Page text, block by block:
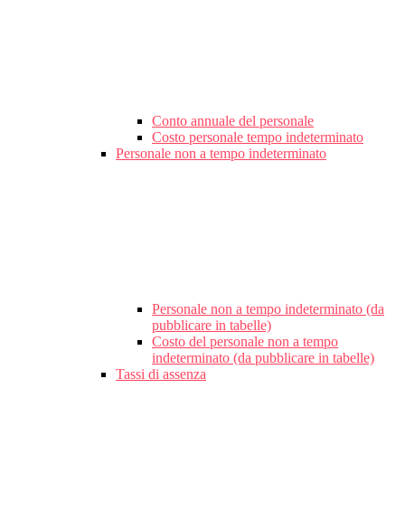
Conto annuale del personale
Costo personale tempo indeterminato
Personale non a tempo indeterminato
Personale non a tempo indeterminato (da
pubblicare in tabelle)
Costo del personale non a tempo
indeterminato (da pubblicare in tabelle)
Tassi di assenza